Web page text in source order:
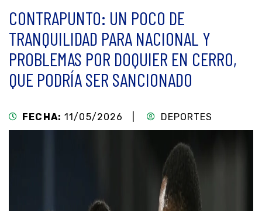
CONTRAPUNTO: UN POCO DE
TRANQUILIDAD PARA NACIONAL Y
PROBLEMAS POR DOQUIER EN CERRO,
QUE PODRÍA SER SANCIONADO
FECHA: 11/05/2026 | DEPORTES